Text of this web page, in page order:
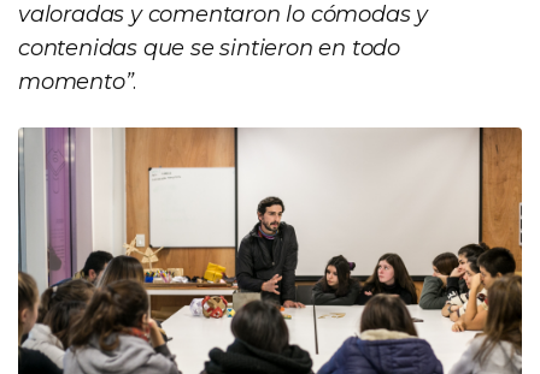
valoradas y comentaron lo cómodas y
contenidas que se sintieron en todo
momento”.